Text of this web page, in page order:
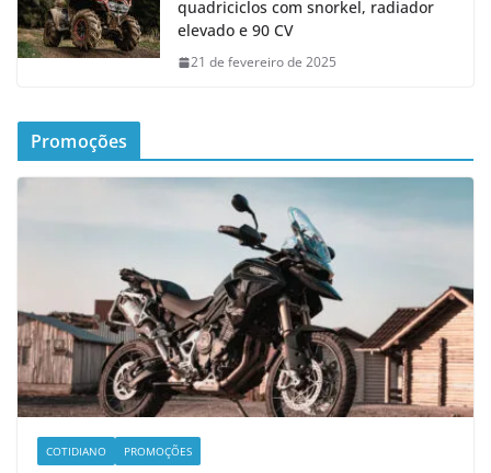
quadriciclos com snorkel, radiador
elevado e 90 CV
21 de fevereiro de 2025
Promoções
COTIDIANO PROMOÇÕES